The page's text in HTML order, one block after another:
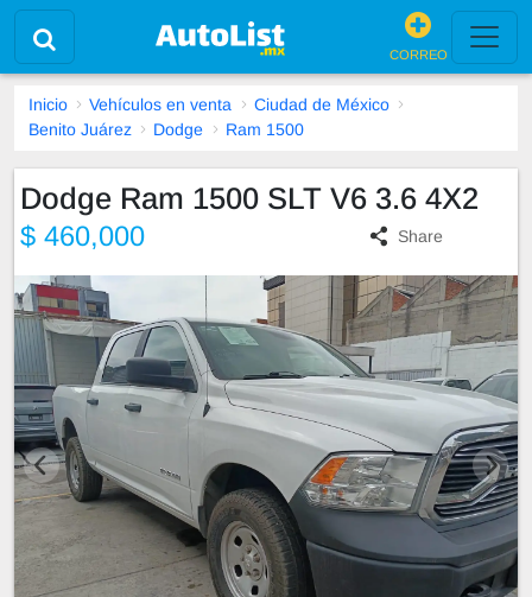
CORREO
Inicio Vehículos en venta
Ciudad de México
Benito Juárez
Dodge Ram 1500
Dodge Ram 1500 SLT V6 3.6 4X2
$ 460,000 Share